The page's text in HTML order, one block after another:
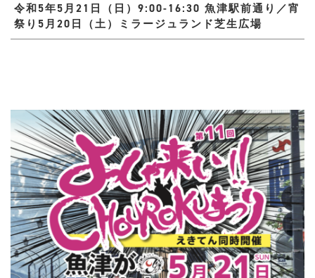
令和5年5月21日（日）9:00-16:30 魚津駅前通り／宵
祭り5月20日（土）ミラージュランド芝生広場